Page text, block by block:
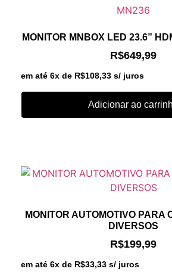
MONITOR MNBOX LED 23.6”
R$649,99
em até 6x de R$108,33 s/ juros
Adicionar ao
MONITOR AUTOMOTIVO PARA
DIVERSOS
R$199,99
em até 6x de R$33,33 s/ juros